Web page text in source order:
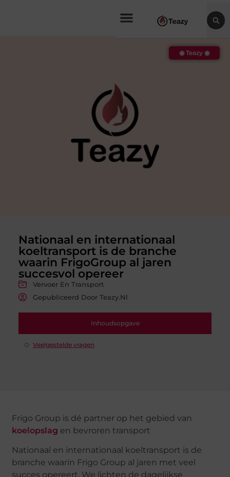
Nationaal en internationaal
koeltransport is de branche
waarin FrigoGroup al jaren
succesvol opereer
Vervoer En Transport
Gepubliceerd Door Teazy.nl
Inhoudsopgave
Veelgestelde vragen
◉ Teazy ◉
Frigo Group is dé partner op het gebied van
koelopslag en bevroren transport
Nationaal en internationaal koeltransport is de
branche waarin Frigo Group al jaren met veel
succes opereert. We lichten de dagelijkse